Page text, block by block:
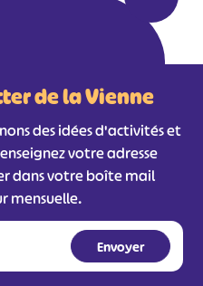
de la Vienne
des idées d'activités et
votre adresse
dans votre boîte mail
mensuelle.